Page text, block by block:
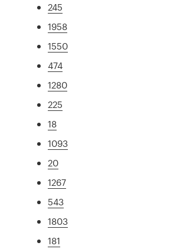
245
1958
1550
474
1280
225
18
1093
20
1267
543
1803
181